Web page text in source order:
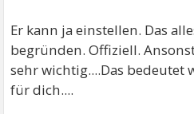
Er kann ja einstellen. Das
begründen. Offiziell.
sehr wichtig....Das bedeutet
für dich....